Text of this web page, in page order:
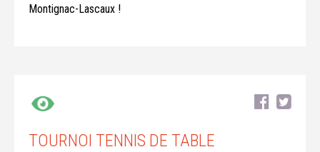
Montignac-Lascaux !
TOURNOI TENNIS DE TABLE